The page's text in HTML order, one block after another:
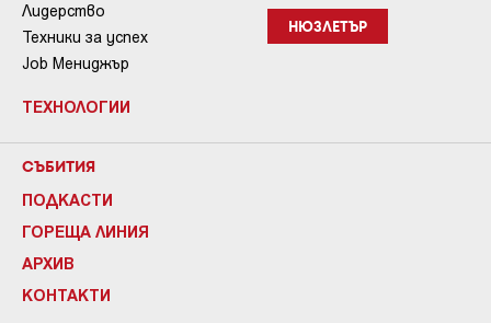
Лидерство
Техники за успех
Job Мениджър
ТЕХНОЛОГИИ
НЮЗЛЕТЪР
СЪБИТИЯ
ПОДКАСТИ
ГОРЕЩА ЛИНИЯ
АРХИВ
КОНТАКТИ